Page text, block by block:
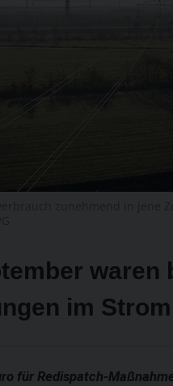
waren
im
für Redispatch-